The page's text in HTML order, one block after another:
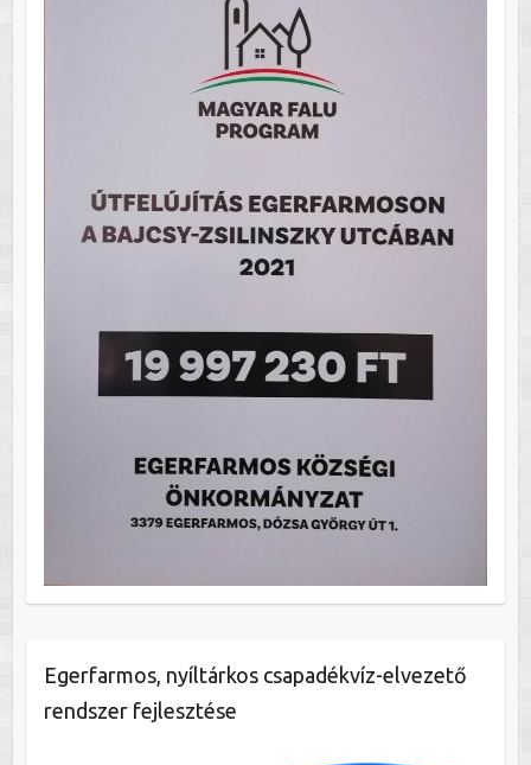
Egerfarmos, nyíltárkos csapadékvíz-elvezető
rendszer fejlesztése